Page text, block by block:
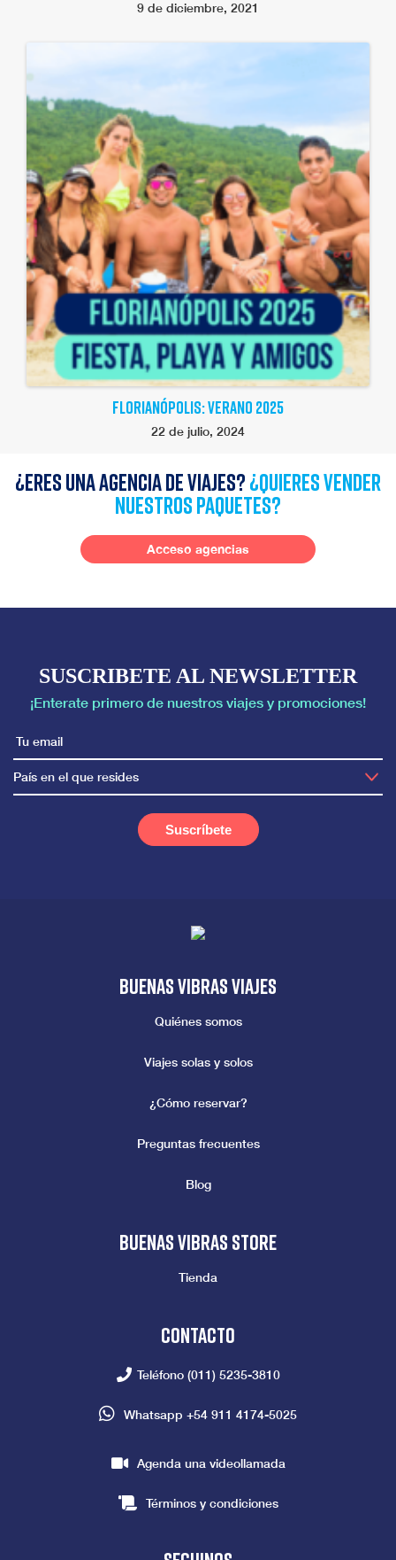
9 de diciembre, 2021
FLORIANÓPOLIS: VERANO 2025
22 de julio, 2024
¿Eres una agencia de viajes?¿quieres vender
nuestros paquetes?
Acceso agencias
SUSCRIBETE AL NEWSLETTER
¡Enterate primero de nuestros viajes y promociones!
País en el que resides
Buenas vibras viajes
Quiénes somos
Viajes solas y solos
¿Cómo reservar?
Preguntas frecuentes
Blog
Buenas vibras store
Tienda
Contacto
Teléfono (011) 5235-3810
Whatsapp +54 911 4174-5025
Agenda una videollamada
Términos y condiciones